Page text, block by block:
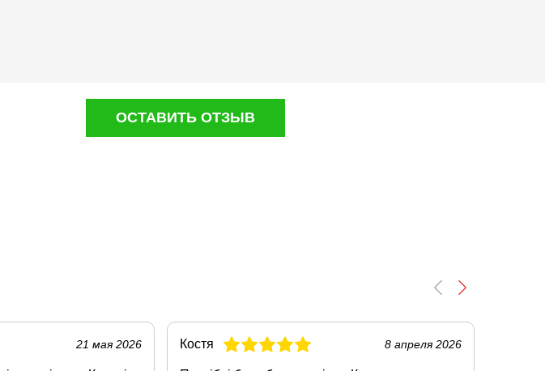
ОСТАВИТЬ ОТЗЫВ
21 мая 2026 Костя 8 апреля 2026